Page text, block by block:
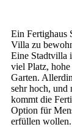
Ein Fertighaus
Villa zu
Eine Stadtvilla
viel Platz,
Garten.
sehr hoch, und
kommt die
Option für
erfüllen wollen.